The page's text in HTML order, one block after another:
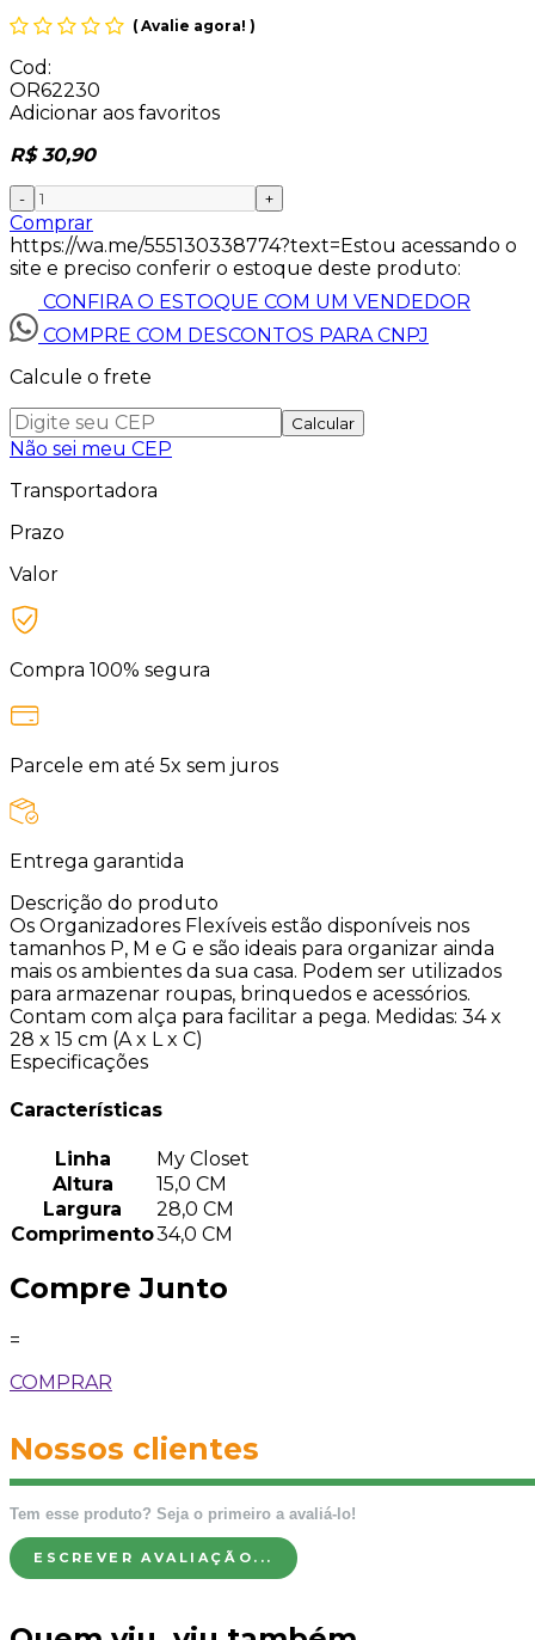
(Avalie agora! )
Cod:
OR62230
Adicionar aos favoritos
R$ 30,90
- +
Comprar
https://wa.me/555130338774?text=Estou acessando o
site e preciso conferir o estoque deste produto:
CONFIRA O ESTOQUE COM UM VENDEDOR
COMPRE COM DESCONTOS PARA CNPJ
Calcule o frete
Calcular
Não sei meu CEP
Transportadora
Prazo
Valor
Compra 100% segura
Parcele em até 5x sem juros
Entrega garantida
Descrição do produto
Os Organizadores Flexíveis estão disponíveis nos
tamanhos P, M e G e são ideais para organizar ainda
mais os ambientes da sua casa. Podem ser utilizados
para armazenar roupas, brinquedos e acessórios.
Contam com alça para facilitar a pega. Medidas: 34 x
28 x 15 cm (A x L x C)
Especificações
Características
Linha
My Closet
Altura
15,0 CM
Largura
28,0 CM
Comprimento34,0 CM
Compre Junto
=
COMPRAR
Nossos clientes
Tem esse produto? Seja o primeiro a avaliá-lo!
ESCREVER AVALIAÇÃO...